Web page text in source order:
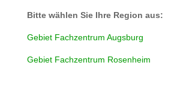
Bitte wählen Sie Ihre Region aus:
Gebiet Fachzentrum Augsburg
Gebiet Fachzentrum Rosenheim